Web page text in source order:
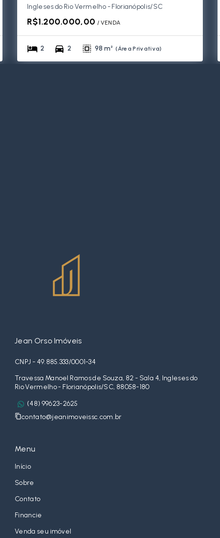
Ingleses do Rio Vermelho - Florianópolis/SC
R$1.200.000,00 / VENDA
2 2 98 m² (Área Privativa)
Jean Orso Imóveis
CNPJ - 49.885.333/0001-34
Travessa Manoel Ramos de Souza, 82 - Sala 4, Ingleses do
Rio Vermelho - Florianópolis/SC, 88058-180
(48) 99623-2625
contato@jeanimoveissc.com.br
Menu
Início
Sobre
Contato
Financie
Venda seu imóvel